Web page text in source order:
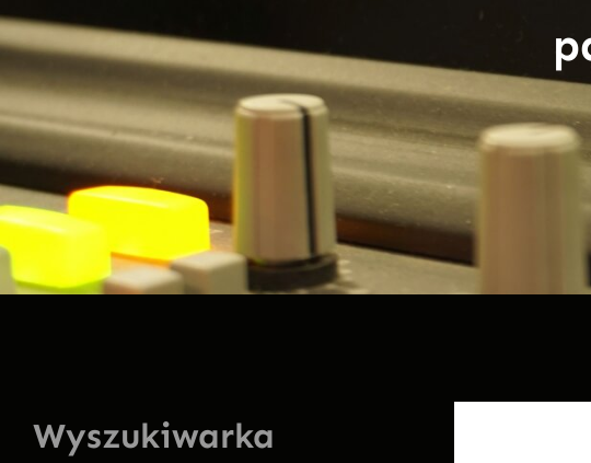
Wyszukiwarka